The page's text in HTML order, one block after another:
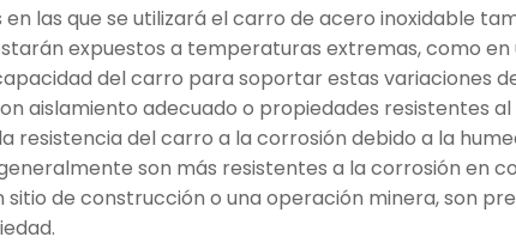
las que se utilizará el carro de acero inoxidable
expuestos a temperaturas extremas, como
del carro para soportar estas variaciones
aislamiento adecuado o propiedades resistentes
resistencia del carro a la corrosión debido a la
son más resistentes a la corrosión en
de construcción o una operación minera, son